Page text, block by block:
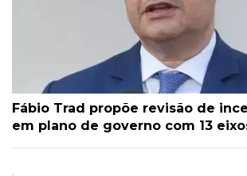
Fábio Trad propõe revisão de
em plano de governo com 13